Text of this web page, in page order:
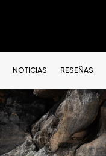
NOTICIAS RESEÑAS